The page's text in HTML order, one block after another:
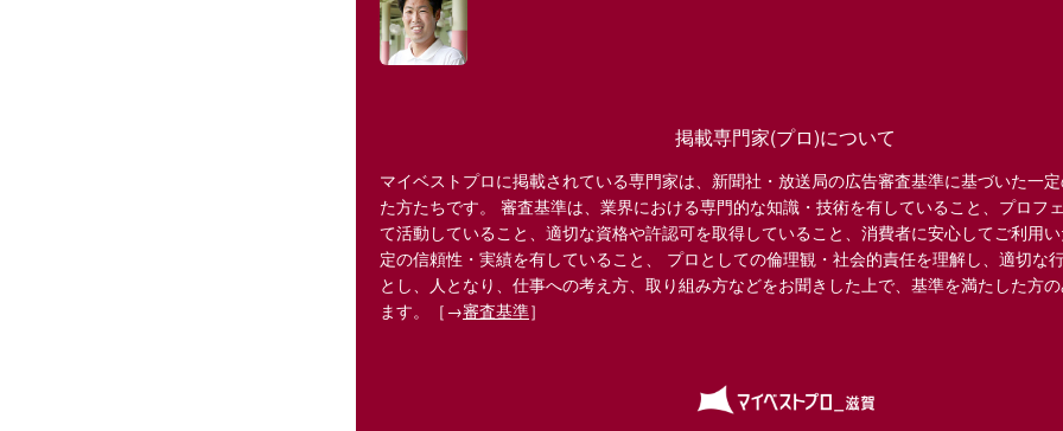
掲載専門家(プロ)について
マイベストプロに掲載されている専門家は、新聞社・放送局の広告審査基準に基づいた一
た方たちです。 審査基準は、業界における専門的な知識・技術を有していること、プロフ
て活動していること、適切な資格や許認可を取得していること、消費者に安心してご利用
定の信頼性・実績を有していること、 プロとしての倫理観・社会的責任を理解し、適切な
とし、人となり、仕事への考え方、取り組み方などをお聞きした上で、基準を満たした方
ます。［→審査基準］